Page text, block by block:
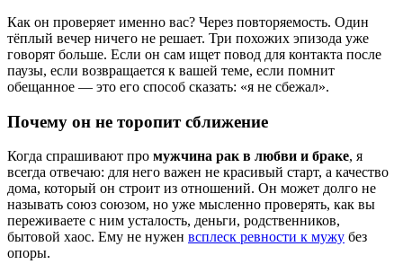
Как он проверяет именно вас? Через повторяемость. Один
тёплый вечер ничего не решает. Три похожих эпизода уже
говорят больше. Если он сам ищет повод для контакта после
паузы, если возвращается к вашей теме, если помнит
обещанное — это его способ сказать: «я не сбежал».
Почему он не торопит сближение
Когда спрашивают про мужчина рак в любви и браке, я
всегда отвечаю: для него важен не красивый старт, а качество
дома, который он строит из отношений. Он может долго не
называть союз союзом, но уже мысленно проверять, как вы
переживаете с ним усталость, деньги, родственников,
бытовой хаос. Ему не нужен всплеск ревности к мужу без
опоры.